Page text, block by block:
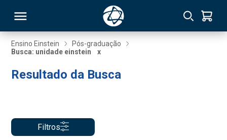
Ensino Einstein
Pós-graduação
Busca: unidade einstein
x
Resultado da Busca
Filtros